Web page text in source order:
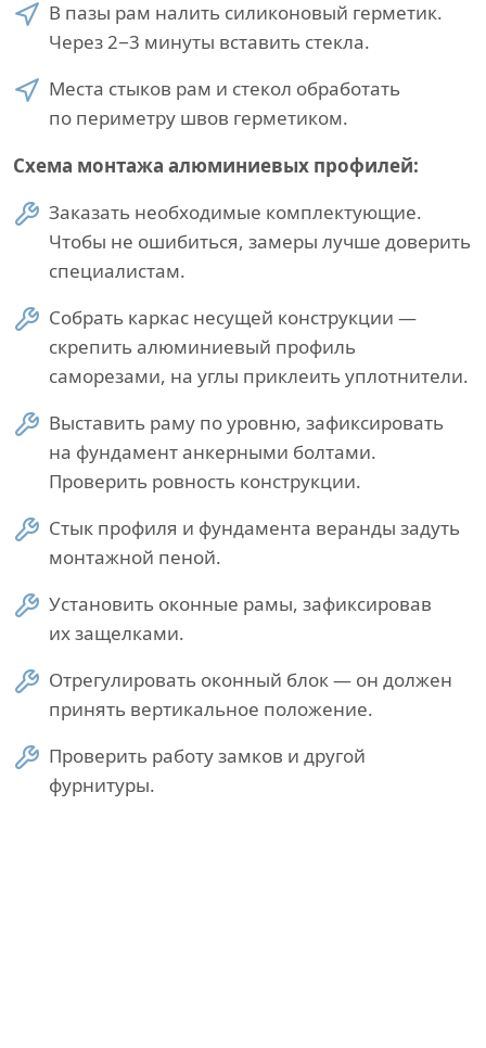
В пазы рам налить силиконовый герметик.
Через 2−3 минуты вставить стекла.
Места стыков рам и стекол обработать
по периметру швов герметиком.
Схема монтажа алюминиевых профилей:
Заказать необходимые комплектующие.
Чтобы не ошибиться, замеры лучше доверить
специалистам.
Собрать каркас несущей конструкции —
скрепить алюминиевый профиль
саморезами, на углы приклеить уплотнители.
Выставить раму по уровню, зафиксировать
на фундамент анкерными болтами.
Проверить ровность конструкции.
Стык профиля и фундамента веранды задуть
монтажной пеной.
Установить оконные рамы, зафиксировав
их защелками.
Отрегулировать оконный блок — он должен
принять вертикальное положение.
Проверить работу замков и другой
фурнитуры.